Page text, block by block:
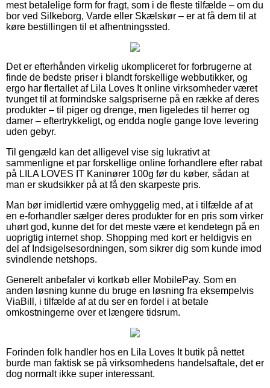
mest betalelige form for fragt, som i de fleste tilfælde – om du
bor ved Silkeborg, Varde eller Skælskør – er at få dem til at
køre bestillingen til et afhentningssted.
Det er efterhånden virkelig ukompliceret for forbrugerne at
finde de bedste priser i blandt forskellige webbutikker, og
ergo har flertallet af Lila Loves It online virksomheder været
tvunget til at formindske salgspriserne på en række af deres
produkter – til piger og drenge, men ligeledes til herrer og
damer – eftertrykkeligt, og endda nogle gange love levering
uden gebyr.
Til gengæld kan det alligevel vise sig lukrativt at
sammenligne et par forskellige online forhandlere efter rabat
på LILA LOVES IT Kaninører 100g før du køber, sådan at
man er skudsikker på at få den skarpeste pris.
Man bør imidlertid være omhyggelig med, at i tilfælde af at
en e-forhandler sælger deres produkter for en pris som virker
uhørt god, kunne det for det meste være et kendetegn på en
uoprigtig internet shop. Shopping med kort er heldigvis en
del af Indsigelsesordningen, som sikrer dig som kunde imod
svindlende netshops.
Generelt anbefaler vi kortkøb eller MobilePay. Som en
anden løsning kunne du bruge en løsning fra eksempelvis
ViaBill, i tilfælde af at du ser en fordel i at betale
omkostningerne over et længere tidsrum.
Forinden folk handler hos en Lila Loves It butik på nettet
burde man faktisk se på virksomhedens handelsaftale, det er
dog normalt ikke super interessant.